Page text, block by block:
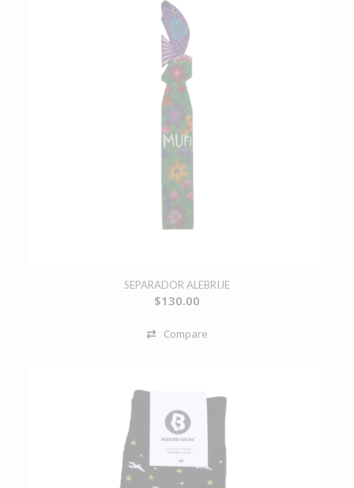
SEPARADOR ALEBRIJE
$130.00
Compare